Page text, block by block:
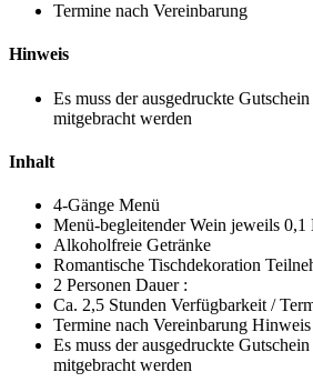
Termine nach Vereinbarung
Hinweis
Es muss der ausgedruckte
mitgebracht werden
Inhalt
4-Gänge Menü
Menü-begleitender Wein jeweils 0,1
Alkoholfreie Getränke
Romantische Tischdekoration
2 Personen Dauer :
Ca. 2,5 Stunden Verfügbarkeit /
Termine nach Vereinbarung Hinweis
Es muss der ausgedruckte
mitgebracht werden